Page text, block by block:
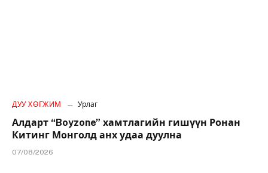
ДУУ ХӨГЖИМ Урлаг
Алдарт “Boyzone” хамтлагийн гишүүн Ронан
Китинг Монголд анх удаа дуулна
07/08/2026